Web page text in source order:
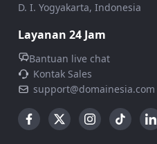
D. I. Yogyakarta, Indonesia
Layanan 24 Jam
Bantuan live chat
Kontak Sales
support@domainesia.com